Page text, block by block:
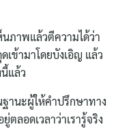
นภาพแล้วตีความได้ว่า
เข้ามาโดยบังเอิญ แล้ว
แล้ว
ฐานะผู้ให้คำปรึกษาทาง
ตลอดเวลาว่าเรารู้จริง